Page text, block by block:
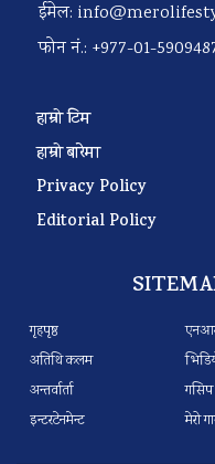
ईमेल:
फोन नं.: +977-01-
हाम्रो टिम
हाम्रो बारेमा
Privacy Policy
Editorial Policy
गृहपृष्ठ
अतिथि कलम
अन्तर्वार्ता
इन्टरटेनमेन्ट
गसिप
मेरो